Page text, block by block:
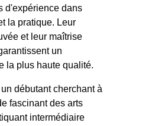
d'expérience dans
la pratique. Leur
et leur maîtrise
un
la plus haute qualité.
débutant cherchant à
fascinant des arts
intermédiaire